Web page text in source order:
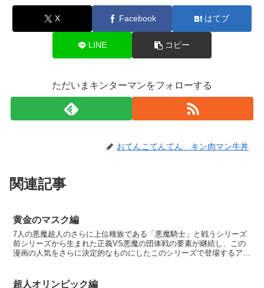
X Facebook はてブ
LINE コピー
ただいまキンターマンをフォローする
おてんこてんてん キン肉マン牛丼
関連記事
黄金のマスク編
7人の悪魔超人のさらに上位種族である「悪魔騎士」と戦うシリーズ
前シリーズから生まれた正義VS悪魔の団体戦の要素が継続し、この
漫画の人気をさらに決定的なものにしたこのシリーズで登場するアシ
超人オリンピック編